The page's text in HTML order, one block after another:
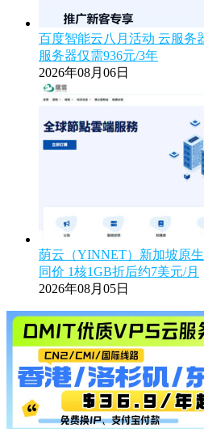
百度智能云八月活动 云服务
服务器仅需936元/3年
2026年08月06日
荫云（YINNET）新加坡原
同价 1核1GB折后约7美元/月
2026年08月05日